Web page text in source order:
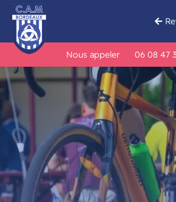
Nous appeler 06 08 47